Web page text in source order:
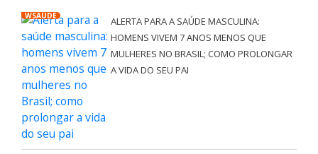
WSAÚDE
ALERTA PARA A SAÚDE MASCULINA:
HOMENS VIVEM 7 ANOS MENOS QUE
MULHERES NO BRASIL; COMO PROLONGAR
A VIDA DO SEU PAI